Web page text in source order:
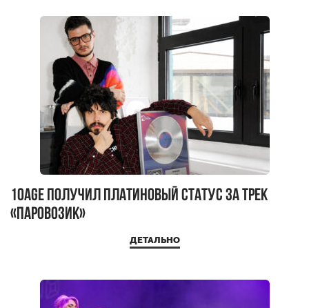
10AGE получил платиновый статус за трек
«Паровозик»
ДЕТАЛЬНО